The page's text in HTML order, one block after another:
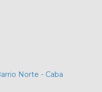
Norte - Caba